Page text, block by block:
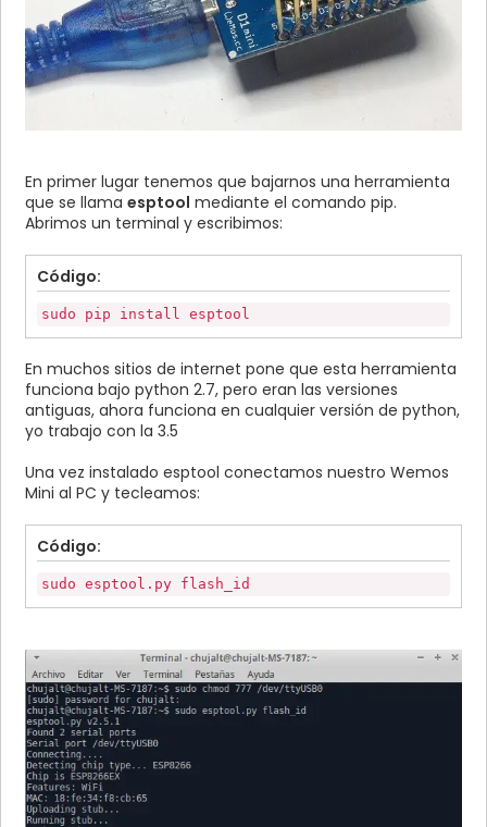
En primer lugar tenemos que bajarnos una herramienta
que se llama esptool mediante el comando pip.
Abrimos un terminal y escribimos:
Código:
sudo pip install esptool
En muchos sitios de internet pone que esta herramienta
funciona bajo python 2.7, pero eran las versiones
antiguas, ahora funciona en cualquier versión de python,
yo trabajo con la 3.5
Una vez instalado esptool conectamos nuestro Wemos
Mini al PC y tecleamos:
Código:
sudo esptool.py flash_id